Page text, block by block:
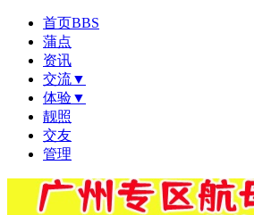
首页BBS
蒲点
资讯
交流▼
体验▼
靓照
交友
管理